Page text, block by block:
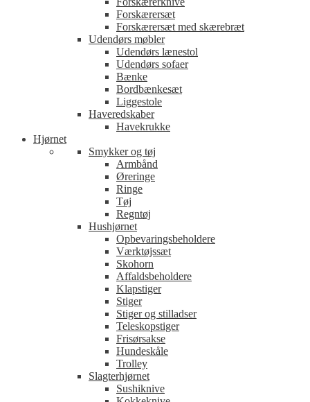
Forskærersæt
Forskærersæt med skærebræt
Udendørs møbler
Udendørs lænestol
Udendørs sofaer
Bænke
Bordbænkesæt
Liggestole
Haveredskaber
Havekrukke
Hjørnet
Smykker og tøj
Armbånd
Øreringe
Ringe
Tøj
Regntøj
Hushjørnet
Opbevaringsbeholdere
Værktøjssæt
Skohorn
Affaldsbeholdere
Klapstiger
Stiger
Stiger og stilladser
Teleskopstiger
Frisørsakse
Hundeskåle
Trolley
Slagterhjørnet
Sushiknive